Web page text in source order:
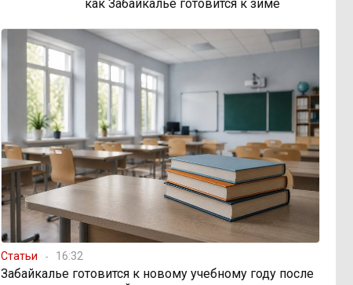
как Забайкалье готовится к зиме
Статьи 16:32
Забайкалье готовится к новому учебному году после